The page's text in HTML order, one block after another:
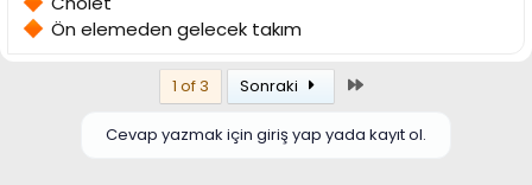
Ön elemeden gelecek takım
1 of 3 Sonraki
Cevap yazmak için giriş yap yada kayıt ol.